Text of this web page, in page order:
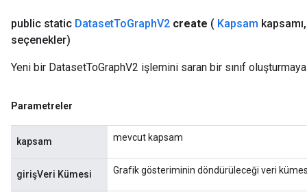
public static DatasetToGraphV2 create ( Kapsam kapsamı,
seçenekler)
Yeni bir DatasetToGraphV2 işlemini saran bir sınıf
Parametreler
kapsam mevcut kapsam
girişVeri Kümesi Grafik gösteriminin döndürüleceği veri